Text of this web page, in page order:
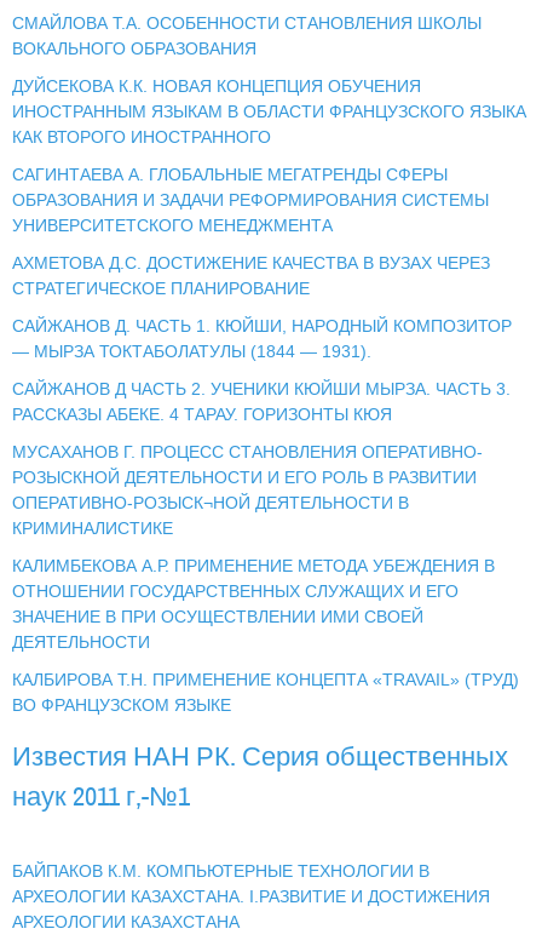
СМАЙЛОВА Т.А. ОСОБЕННОСТИ СТАНОВЛЕНИЯ ШКОЛЫ
ВОКАЛЬНОГО ОБРАЗОВАНИЯ
ДУЙСЕКОВА К.К. НОВАЯ КОНЦЕПЦИЯ ОБУЧЕНИЯ
ИНОСТРАННЫМ ЯЗЫКАМ В ОБЛАСТИ ФРАНЦУЗСКОГО ЯЗЫКА
КАК ВТОРОГО ИНОСТРАННОГО
САГИНТАЕВА А. ГЛОБАЛЬНЫЕ МЕГАТРЕНДЫ СФЕРЫ
ОБРАЗОВАНИЯ И ЗАДАЧИ РЕФОРМИРОВАНИЯ СИСТЕМЫ
УНИВЕРСИТЕТСКОГО МЕНЕДЖМЕНТА
АХМЕТОВА Д.С. ДОСТИЖЕНИЕ КАЧЕСТВА В ВУЗАХ ЧЕРЕЗ
СТРАТЕГИЧЕСКОЕ ПЛАНИРОВАНИЕ
САЙЖАНОВ Д. ЧАСТЬ 1. КЮЙШИ, НАРОДНЫЙ КОМПОЗИТОР
— МЫРЗА ТОКТАБОЛАТУЛЫ (1844 — 1931).
САЙЖАНОВ Д ЧАСТЬ 2. УЧЕНИКИ КЮЙШИ МЫРЗА. ЧАСТЬ 3.
РАССКАЗЫ АБЕКЕ. 4 ТАРАУ. ГОРИЗОНТЫ КЮЯ
МУСАХАНОВ Г. ПРОЦЕСС СТАНОВЛЕНИЯ ОПЕРАТИВНО-
РОЗЫСКНОЙ ДЕЯТЕЛЬНОСТИ И ЕГО РОЛЬ В РАЗВИТИИ
ОПЕРАТИВНО-РОЗЫСК¬НОЙ ДЕЯТЕЛЬНОСТИ В
КРИМИНАЛИСТИКЕ
КАЛИМБЕКОВА А.Р. ПРИМЕНЕНИЕ МЕТОДА УБЕЖДЕНИЯ В
ОТНОШЕНИИ ГОСУДАРСТВЕННЫХ СЛУЖАЩИХ И ЕГО
ЗНАЧЕНИЕ В ПРИ ОСУЩЕСТВЛЕНИИ ИМИ СВОЕЙ
ДЕЯТЕЛЬНОСТИ
КАЛБИРОВА Т.Н. ПРИМЕНЕНИЕ КОНЦЕПТА «TRAVAIL» (ТРУД)
ВО ФРАНЦУЗСКОМ ЯЗЫКЕ
Известия НАН РК. Серия общественных
наук 2011 г,-№1
БАЙПАКОВ К.М. КОМПЬЮТЕРНЫЕ ТЕХНОЛОГИИ В
АРХЕОЛОГИИ КАЗАХСТАНА. І.РАЗВИТИЕ И ДОСТИЖЕНИЯ
АРХЕОЛОГИИ КАЗАХСТАНА